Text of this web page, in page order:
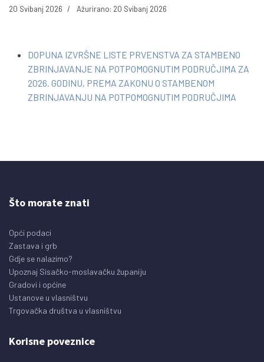
20 Svibanj 2026 Ažurirano: 20 Svibanj 2026
DOPUNA IZVRŠNE LISTE PRVENSTVA ZA STAMBENO
ZBRINJAVANJE NA POTPOMOGNUTIM PODRUČJIMA ZA
2026. GODINU, PREMA ZAKONU O STAMBENOM
ZBRINJAVANJU NA POTPOMOGNUTIM PODRUČJIMA
Što morate znati
Opći podaci
Zastava i grb
Gdje se nalazimo?
Upoznaj Sisačko-moslavačku županiju
Gradovi i općine
Ustanove u vlasništvu
Trgovačka društva u vlasništvu
Korisne poveznice